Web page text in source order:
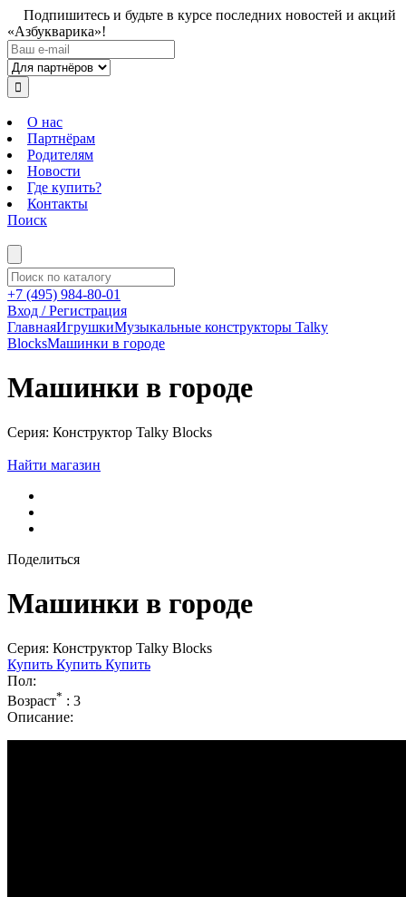
Подпишитесь и будьте в курсе последних новостей и акций
«Азбукварика»!
О нас
Партнёрам
Родителям
Новости
Где купить?
Контакты
Поиск
+7 (495) 984-80-01
Вход / Регистрация
ГлавнаяИгрушкиМузыкальные конструкторы Talky
BlocksМашинки в городе
Машинки в городе
Серия: Конструктор Talky Blocks
Найти магазин
Поделиться
Машинки в городе
Серия: Конструктор Talky Blocks
Купить Купить Купить
Пол:
Возраст* : 3
Описание: